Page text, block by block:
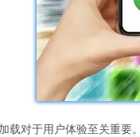
载对于用户体验至关重